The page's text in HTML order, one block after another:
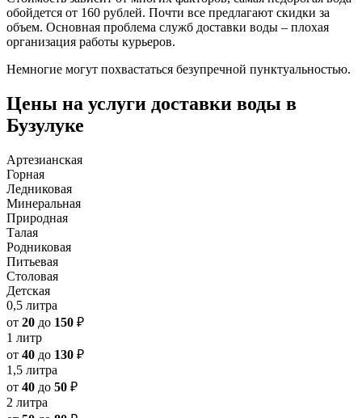
обойдется от 160 рублей. Почти все предлагают скидки за
объем. Основная проблема служб доставки воды – плохая
организация работы курьеров.
Немногие могут похвастаться безупречной пунктуальностью.
Цены на услуги доставки воды в
Бузулуке
Артезианская
Горная
Ледниковая
Минеральная
Природная
Талая
Родниковая
Питьевая
Столовая
Детская
0,5 литра
от 20 до 150 ₽
1 литр
от 40 до 130 ₽
1,5 литра
от 40 до 50 ₽
2 литра